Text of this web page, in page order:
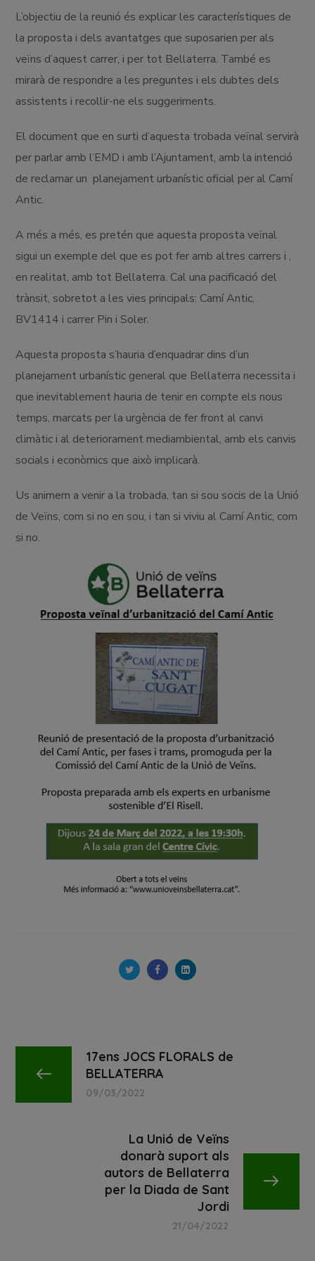
L’objectiu de la reunió és explicar les característiques de
la proposta i dels avantatges que suposarien per als
veïns d’aquest carrer, i per tot Bellaterra. També es
mirarà de respondre a les preguntes i els dubtes dels
assistents i recollir-ne els suggeriments.
El document que en surti d’aquesta trobada veïnal servirà
per parlar amb l’EMD i amb l’Ajuntament, amb la intenció
de reclamar un planejament urbanístic oficial per al Camí
Antic.
A més a més, es pretén que aquesta proposta veïnal
sigui un exemple del que es pot fer amb altres carrers i ,
en realitat, amb tot Bellaterra. Cal una pacificació del
trànsit, sobretot a les vies principals: Camí Antic,
BV1414 i carrer Pin i Soler.
Aquesta proposta s’hauria d’enquadrar dins d’un
planejament urbanístic general que Bellaterra necessita i
que inevitablement hauria de tenir en compte els nous
temps, marcats per la urgència de fer front al canvi
climàtic i al deteriorament mediambiental, amb els canvis
socials i econòmics que això implicarà.
Us animem a venir a la trobada, tan si sou socis de la Unió
de Veïns, com si no en sou, i tan si viviu al Camí Antic, com
si no.
17ens JOCS FLORALS de
BELLATERRA
09/03/2022
La Unió de Veïns
donarà suport als
autors de Bellaterra
per la Diada de Sant
Jordi
21/04/2022